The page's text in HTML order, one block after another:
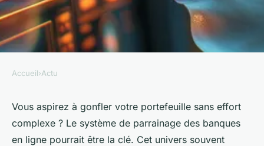
Gagnez plus: le parrainage
banque en ligne expliqué
Accueil›Actu
Vous aspirez à gonfler votre portefeuille sans effort
complexe ? Le système de parrainage des banques
en ligne pourrait être la clé. Cet univers souvent